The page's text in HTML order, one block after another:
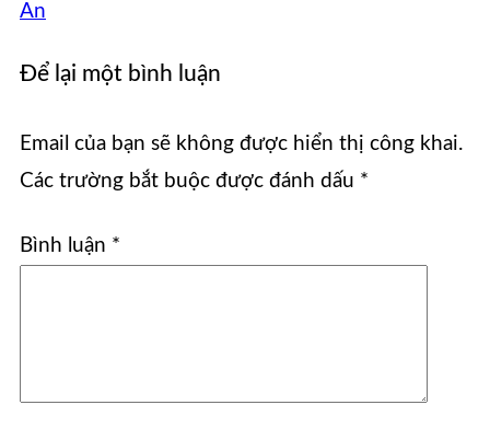
An
Để lại một bình luận
Email của bạn sẽ không được hiển thị công khai.
Các trường bắt buộc được đánh dấu *
Bình luận *